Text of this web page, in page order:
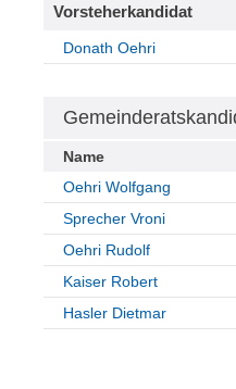
Vorsteherkandidat
Donath Oehri
Name
Oehri Wolfgang
Sprecher Vroni
Oehri Rudolf
Kaiser Robert
Hasler Dietmar